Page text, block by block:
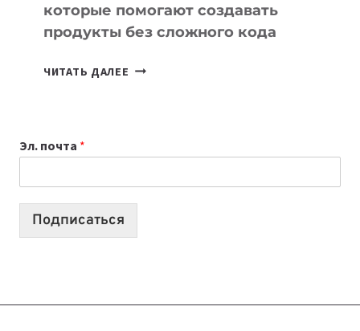
которые помогают создавать
продукты без сложного кода
ЧИТАТЬ ДАЛЕЕ 7
СОЗДАВАТЬ
ПРОДУКТЫ
Эл. почта *
Подписаться